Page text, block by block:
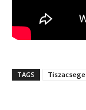
TAGS Tiszacsege